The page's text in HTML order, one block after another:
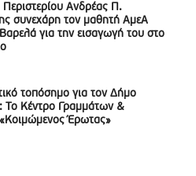
Ανδρέας Π.
συνεχάρη τον μαθητή ΑμεΑ
για την εισαγωγή του στο
τοπόσημο για τον Δήμο
Το Κέντρο Γραμμάτων &
Έρωτας»